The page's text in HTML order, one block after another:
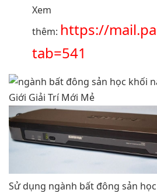
Xem
thêm: https://
tab=541
Sử dụng ngành bất đông sản